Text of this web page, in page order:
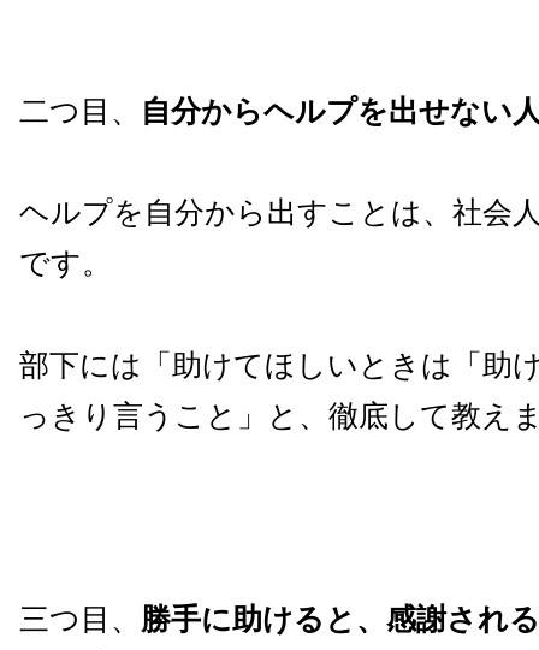
二つ目、 自分からヘルプを出せない
ヘルプを自分から出すことは、社会
です。
部下には「助けてほしいときは「助
っきり言うこと」と、徹底して教え
三つ目、 勝手に助けると、感謝され